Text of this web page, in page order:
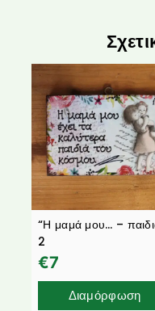
“Η μαμά μου… –
2
€7
Διαμόρφωση